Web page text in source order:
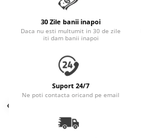
Accesorii Auto & Bicicletă
Accesorii Acasă și Mobilier
Dresaj & Sport
30 Zile banii inapoi
Daca nu esti multumit in 30 de zile
iti dam banii inapoi
Suport 24/7
Ne poti contacta oricand pe email